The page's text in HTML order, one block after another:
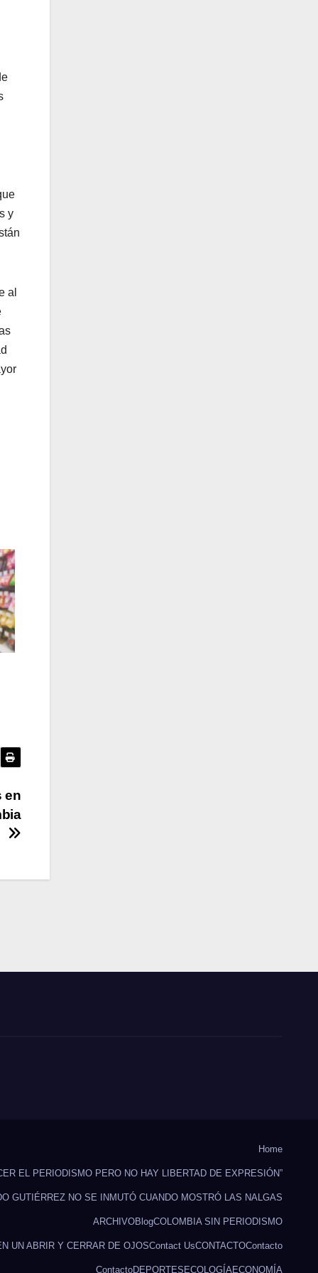
y
al
en
Home
EL PERIODISMO PERO NO HAY LIBERTAD DE EXPRESIÓN”
GUTIÉRREZ NO SE INMUTÓ CUANDO MOSTRÓ LAS NALGAS
ARCHIVOBlogCOLOMBIA SIN PERIODISMO
UN ABRIR Y CERRAR DE OJOSContact UsCONTACTOContacto
ContactoDEPORTES ECOLOGÍA ECONOMÍA